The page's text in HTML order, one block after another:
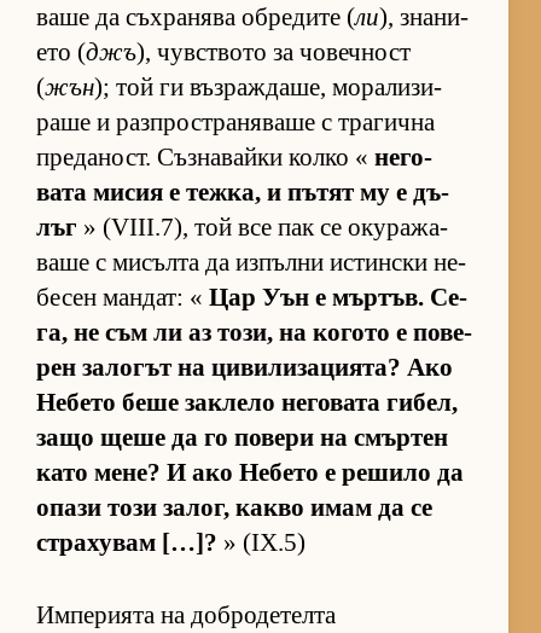
ваше да съх­ра­нява об­ре­дите (ли), зна­ни­
ето (джъ), чув­с­т­вото за чо­веч­ност
(жън); той ги въз­раж­да­ше, мо­ра­ли­зи­
раше и раз­п­рос­т­ра­ня­ваше с тра­гична
пре­да­ност. Съз­на­вайки колко « не­го­
вата ми­сия е теж­ка, и пъ­тят му е дъ­
лъг » (VIII.7), той все пак се оку­ра­жа­
ваше с ми­сълта да из­пълни ис­тин­ски не­
бе­сен ман­дат: « Цар Уън е мър­тъв. Се­
га, не съм ли аз то­зи, на ко­гото е по­ве­
рен за­ло­гът на ци­ви­ли­за­ци­я­та? Ако
Не­бето беше зак­лело не­го­вата ги­бел,
защо щеше да го по­вери на смър­тен
като ме­не? И ако Не­бето е ре­шило да
опази този за­лог, какво имам да се
стра­ху­вам […]? » (IX.5)
Империята на добродетелта